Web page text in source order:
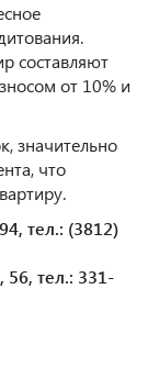
составляют
от 10% и
значительно
что
тел.: (3812)
тел.: 331-